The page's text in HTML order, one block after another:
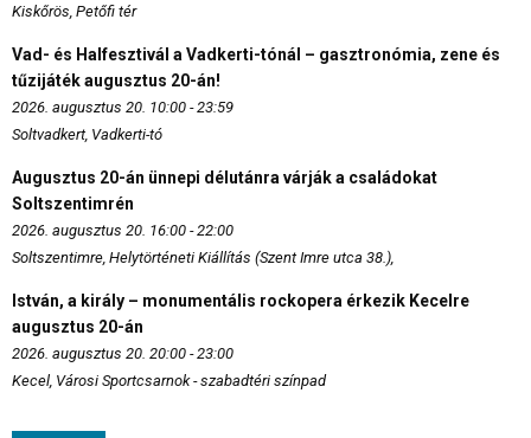
Kiskőrös, Petőfi tér
Vad- és Halfesztivál a Vadkerti-tónál – gasztronómia, zene és
tűzijáték augusztus 20-án!
2026. augusztus 20. 10:00 - 23:59
Soltvadkert, Vadkerti-tó
Augusztus 20-án ünnepi délutánra várják a családokat
Soltszentimrén
2026. augusztus 20. 16:00 - 22:00
Soltszentimre, Helytörténeti Kiállítás (Szent Imre utca 38.),
István, a király – monumentális rockopera érkezik Kecelre
augusztus 20-án
2026. augusztus 20. 20:00 - 23:00
Kecel, Városi Sportcsarnok - szabadtéri színpad